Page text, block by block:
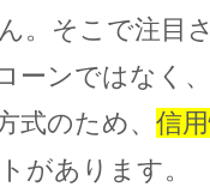
。そこで注目
ーンではなく、
式のため、 信
があります。